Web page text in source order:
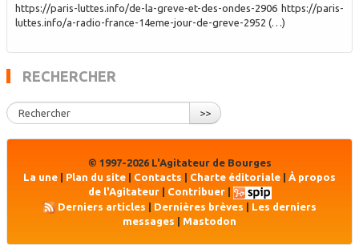
https://paris-luttes.info/de-la-greve-et-des-ondes-2906 https://paris-
luttes.info/a-radio-france-14eme-jour-de-greve-2952 (…)
RECHERCHER
>>
© 1997-2026 L'Agitateur de Bourges
La une
Plan du site Contacts Charte éditoriale
À propos
de l'Agitateur| Contribuer|
Derniers articles | Dernières brèves | Les derniers
messages
Mastodon